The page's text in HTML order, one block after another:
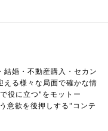
結婚・不動産購入・セカン
える様々な局面で確かな情
役に立つ"をモットー
意欲を後押しする"コンテ